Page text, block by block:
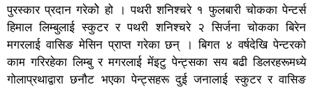
पुरस्कार प्रदान गरेकोे हो । पथरी शनिश्चरे १ फुलबारी चोकका पेन्टर्स
हिमाल लिम्बुलाई स्कुटर र पथरी शनिश्चरे २ सिर्जना चोकका बिरेन
मगरलाई वासिङ मेसिन प्राप्त गरेका छन् । बिगत ४ वर्षदेखि पेन्टरको
काम गरिरहेका लिम्बु र मगरलाई मेंइटु पेन्ट्सका सय बढी डिलरहरूमध्ये
गोलाप्रथाद्वारा छनौट भएका पेन्ट्सहरू दुई जनालाई स्कुटर र वासिङ